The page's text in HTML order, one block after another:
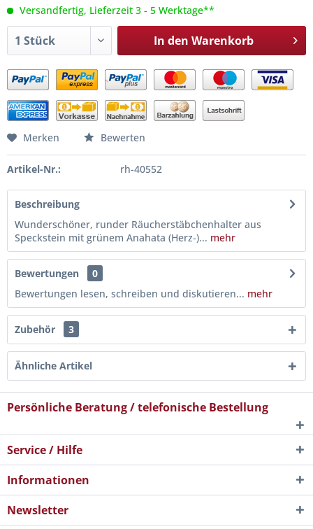
Versandfertig, Lieferzeit 3 - 5 Werktage**
In den Warenkorb
Merken Bewerten
Artikel-Nr.: rh-40552
Beschreibung
Wunderschöner, runder Räucherstäbchenhalter aus
Speckstein mit grünem Anahata (Herz-)... mehr
Bewertungen
0
Bewertungen lesen, schreiben und diskutieren... mehr
Zubehör 3
Ähnliche Artikel
Persönliche Beratung / telefonische Bestellung
Service / Hilfe
Informationen
Newsletter